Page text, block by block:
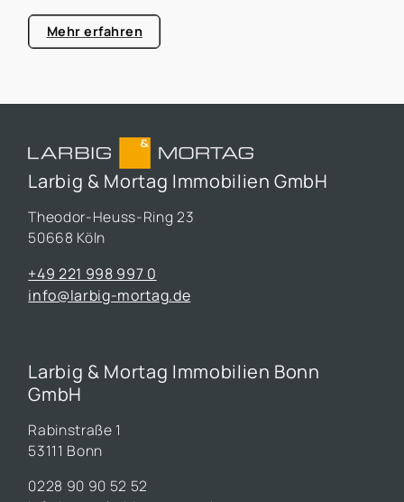
Mehr erfahren
Larbig & Mortag Immobilien GmbH
Theodor-Heuss-Ring 23
50668 Köln
+49 221 998 997 0
info@larbig-mortag.de
Larbig & Mortag Immobilien Bonn
GmbH
Rabinstraße 1
53111 Bonn
0228 90 90 52 52